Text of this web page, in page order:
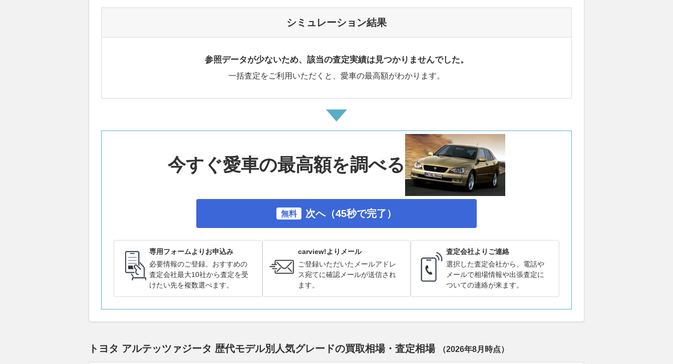
シミュレーション結果
参照データが少ないため、該当の査定実績は見つかりませんでした。
一括査定をご利用いただくと、愛車の最高額がわかります。
今すぐ愛車の最高額を調べる
無料 次へ（45秒で完了）
専用フォームよりお申込み
必要情報のご登録。おすすめの
査定会社最大10社から査定を受
けたい先を複数選べます。
carview!よりメール
ご登録いただいたメールアドレ
ス宛てに確認メールが送信され
ます。
査定会社よりご連絡
選択した査定会社から、電話や
メールで相場情報や出張査定に
ついての連絡が来ます。
トヨタ アルテッツァジータ 歴代モデル別人気グレードの買取相場・査定相場 （2026年8月 時点）